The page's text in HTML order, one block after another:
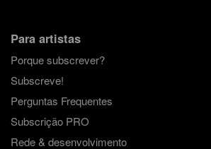
Para artistas
Porque subscrever?
Subscreve!
Perguntas Frequentes
Subscrição PRO
Rede & desenvolvimento